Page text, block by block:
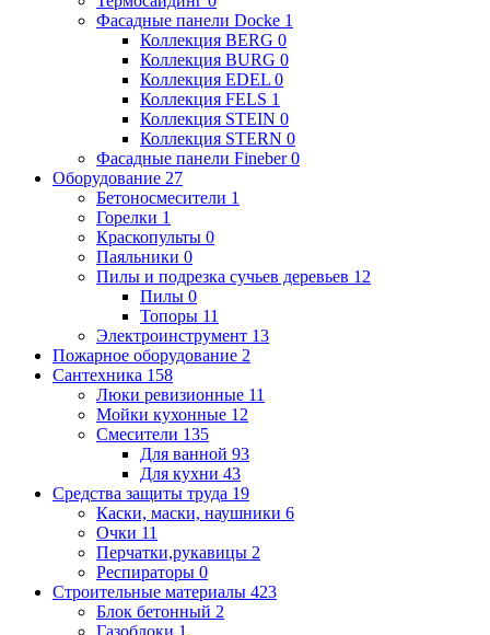
Фасадные панели Docke 1
Коллекция BERG 0
Коллекция BURG 0
Коллекция EDEL 0
Коллекция FELS 1
Коллекция STEIN 0
Коллекция STERN 0
Фасадные панели Fineber0
Оборудование 27
Бетоносмесители 1
Горелки 1
Краскопульты 0
Паяльники 0
Пилы и подрезка сучьев деревьев 12
Пилы 0
Топоры 11
Электроинструмент 13
Пожарное оборудование 2
Сантехника 158
Люки ревизионные 11
Мойки кухонные 12
Смесители 135
Для ванной 93
Для кухни 43
Средства защиты труда 19
Каски, маски, наушники 6
Очки 11
Перчатки,рукавицы 2
Респираторы 0
Строительные материалы 423
Блок бетонный 2